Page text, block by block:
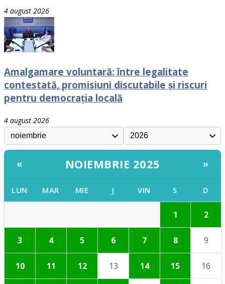
4 august 2026
Amalgamare voluntară: între legalitate
contestată, promisiuni discutabile și riscuri
pentru democrația locală
4 august 2026
« NOIEMBRIE 2025 »
LUN MAR MIE J VIN S D
1 2
3 4 5 6 7 8 9
10 11 12 13 14 15 16